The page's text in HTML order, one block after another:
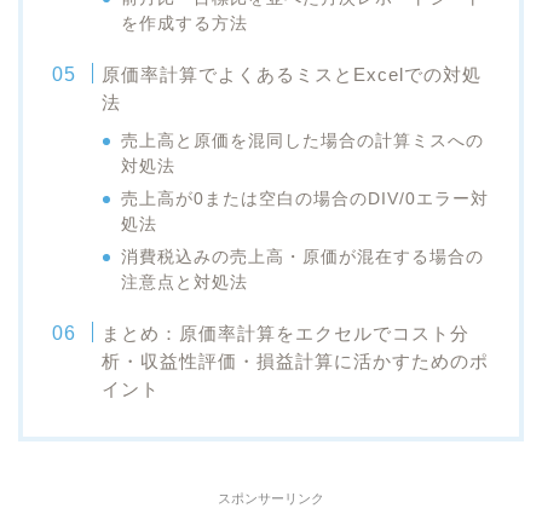
を作成する方法
原価率計算でよくあるミスとExcelでの対処
法
売上高と原価を混同した場合の計算ミスへの
対処法
売上高が0または空白の場合のDIV/0エラー対
処法
消費税込みの売上高・原価が混在する場合の
注意点と対処法
まとめ：原価率計算をエクセルでコスト分
析・収益性評価・損益計算に活かすためのポ
イント
スポンサーリンク